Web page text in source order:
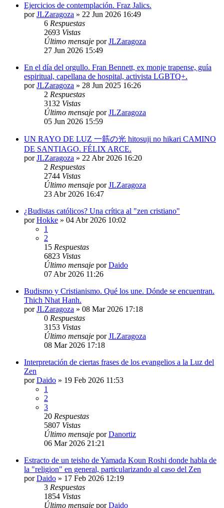
Ejercicios de contemplación. Fraz Jalics.
porJLZaragoza » 22 Jun 2026 16:49
6 Respuestas
2693 Vistas
Último mensaje porJLZaragoza
27 Jun 2026 15:49
En el día del orgullo. Fran Bennett, ex monje trapense, guía
espiritual, capellana de hospital, activista LGBTQ+.
porJLZaragoza » 28 Jun 2025 16:26
2 Respuestas
3132 Vistas
Último mensaje porJLZaragoza
05 Jun 2026 15:59
UN RAYO DE LUZ 一筋の光 hitosuji no hikari CAMINO
DE SANTIAGO. FÉLIX ARCE.
porJLZaragoza » 22 Abr 2026 16:20
2 Respuestas
2744 Vistas
Último mensaje porJLZaragoza
23 Abr 2026 16:47
¿Budistas católicos? Una crítica al "zen cristiano"
porHokke » 04 Abr 2026 10:02
1
2
15 Respuestas
6823 Vistas
Último mensaje porDaido
07 Abr 2026 11:26
Budismo y Cristianismo. Qué los une. Dónde se encuentran.
Thich Nhat Hanh.
porJLZaragoza » 08 Mar 2026 17:18
0 Respuestas
3153 Vistas
Último mensaje porJLZaragoza
08 Mar 2026 17:18
Interpretación de ciertas frases de los evangelios a la Luz del
Zen
porDaido » 19 Feb 2026 11:53
1
2
3
20 Respuestas
5807 Vistas
Último mensaje porDanortiz
06 Mar 2026 21:21
Estracto de un teisho de Yamada Koun Roshi donde habla de
la "religion" en general, particularizando al caso del Zen
porDaido » 17 Feb 2026 12:19
3 Respuestas
1854 Vistas
Último mensaje porDaido